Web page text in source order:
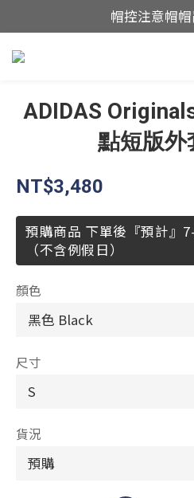
這裡現貨
帽控注意帽
這裡現貨
ADIDAS
點短版外
NT$3,480
預購商品 下單後『預計』
（不含例假日）
顏色
尺寸
貨況